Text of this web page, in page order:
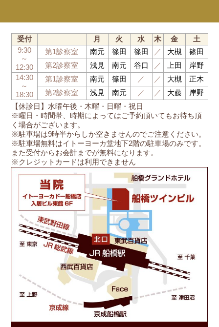
【休診日】水曜午後・木曜・日曜・祝日
※曜日・時間帯、時期によってはご予約頂いてもお待ち頂
く場合がございます。
※駐車場は9時半からしか空きませんのでご注意ください。
※駐車場無料はイトーヨーカ堂地下2階の駐車場のみです。
また受付からお会計までが無料になります。
※クレジットカードは利用できません
受付 月 火 水 木 金
土
9:30
～
12:30
第1診察室 南元 篠田 篠田 ／ 大槻
篠田
第2診察室
浅見 南元 谷口 ／ 上田
岸野
14:30
～
18:30
第1診察室 南元 篠田 ／ ／ 大槻
正木
第2診察室
浅見 南元 ／ ／ 大藤 岸野